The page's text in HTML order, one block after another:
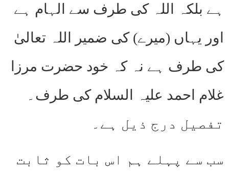
ہے بلکہ اللہ کی طرف سے الہام ہے
اور یہاں (میرے) کی ضمیر اللہ تعالیٰ
کی طرف ہے نہ کہ خود حضرت مرزا
غلام احمد علیہ السلام کی طرف۔
تفصیل درج ذیل ہے۔
سب سے پہلے ہم اس بات کو ثابت